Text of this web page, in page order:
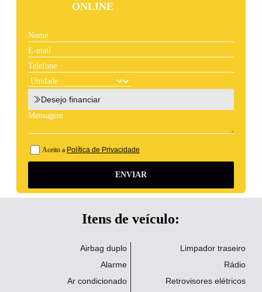
ONLINE
Desejo financiar
Aceito a Política de Privacidade
ENVIAR
Itens de veículo:
Airbag duplo
Alarme
Ar condicionado
Limpador traseiro
Rádio
Retrovisores elétricos